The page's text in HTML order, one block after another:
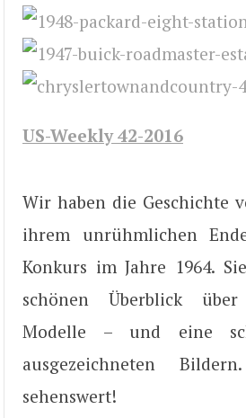
US-Weekly 42-2016
Wir haben die Geschichte
ihrem unrühmlichen
Konkurs im Jahre 1964.
schönen Überblick
Modelle – und eine
ausgezeichneten
sehenswert!